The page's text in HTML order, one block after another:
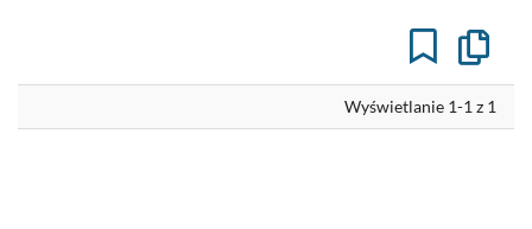
do
Wyświetlanie 1-1 z 1